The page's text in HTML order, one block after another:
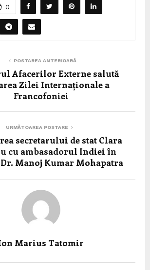
0
POSTAREA ANTERIOARĂ
Afacerilor Externe salută
Zilei Internaționale a
Francofoniei
URMĂTOAREA POSTARE
secretarului de stat Clara
cu ambasadorul Indiei în
Manoj Kumar Mohapatra
Marius Tatomir